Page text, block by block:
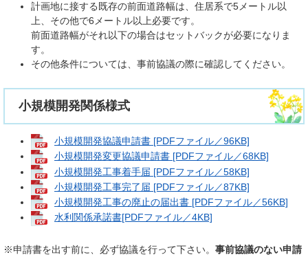
計画地に接する既存の前面道路幅は、住居系で5メートル以
上、その他で6メートル以上必要です。
前面道路幅がそれ以下の場合はセットバックが必要になりま
す。
その他条件については、事前協議の際に確認してください。
小規模開発関係様式
小規模開発協議申請書 [PDFファイル／96KB]
小規模開発変更協議申請書 [PDFファイル／68KB]
小規模開発工事着手届 [PDFファイル／58KB]
小規模開発工事完了届 [PDFファイル／87KB]
小規模開発工事の廃止の届出書 [PDFファイル／56KB]
水利関係承諾書[PDFファイル／4KB]
※申請書を出す前に、必ず協議を行って下さい。 事前協議のない申請